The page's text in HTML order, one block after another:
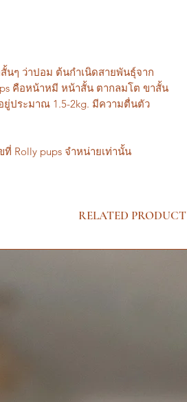
นๆ ว่าปอม ต้นกำเนิดสายพันธุ์จาก
คือหน้าหมี หน้าสั้น ตากลมโต ขาสั้น
ประมาณ 1.5-2kg. มีความตื่นตัว
Rolly pups จำหน่ายเท่านั้น
RELATED PRODUCT